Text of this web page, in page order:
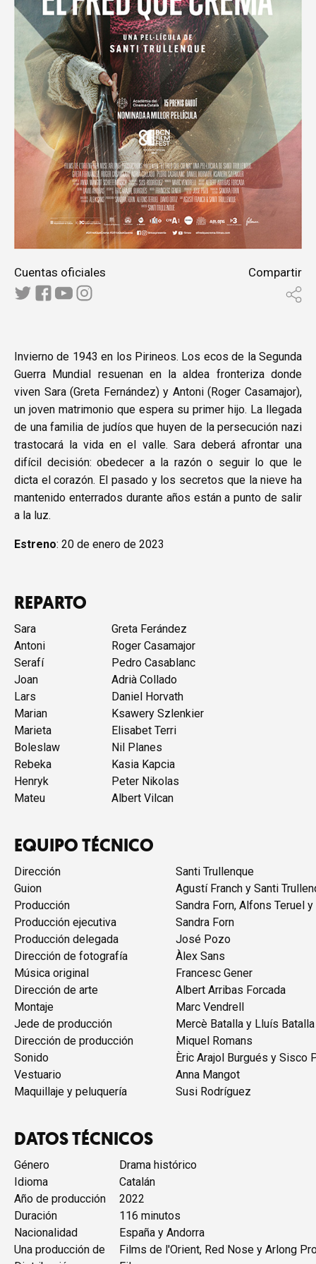
Cuentas oficiales Compartir
Invierno de 1943 en los Pirineos. Los ecos de la Segunda
Guerra Mundial resuenan en la aldea fronteriza donde
viven Sara (Greta Fernández) y Antoni (Roger Casamajor),
un joven matrimonio que espera su primer hijo. La llegada
de una familia de judíos que huyen de la persecución nazi
trastocará la vida en el valle. Sara deberá afrontar una
difícil decisión: obedecer a la razón o seguir lo que le
dicta el corazón. El pasado y los secretos que la nieve ha
mantenido enterrados durante años están a punto de salir
a la luz.
Estreno: 20 de enero de 2023
REPARTO
Sara
Greta Ferández
Antoni
Roger Casamajor
Serafí
Pedro Casablanc
Joan
Adrià Collado
Lars
Daniel Horvath
Marian
Ksawery Szlenkier
Marieta
Elisabet Terri
Boleslaw
Nil Planes
Rebeka
Kasia Kapcia
Henryk
Peter Nikolas
Mateu
Albert Vilcan
EQUIPO TÉCNICO
Dirección
Santi Trullenque
Guion
Agustí Franch y Santi
Producción
Sandra Forn, Alfons Teruel
Producción ejecutiva
Sandra Forn
Producción delegada
José Pozo
Dirección de fotografía
Àlex Sans
Música original
Francesc Gener
Dirección de arte
Albert Arribas Forcada
Montaje
Marc Vendrell
Jede de producción
Mercè Batalla y Lluís Batalla
Dirección de producción
Miquel Romans
Sonido
Èric Arajol Burgués y Sisco
Vestuario
Anna Mangot
Maquillaje y peluquería
Susi Rodríguez
DATOS TÉCNICOS
Género
Drama histórico
Idioma
Catalán
Año de producción
2022
Duración
116 minutos
Nacionalidad
España y Andorra
Una producción de
Films de l'Orient, Red Nose y Arlong